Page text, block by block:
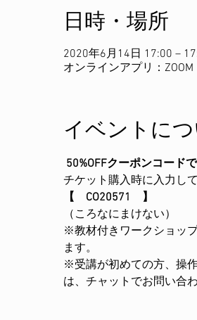
日時・場所
2020年6月14日 17:00 –
オンラインアプリ：ZOOM
イベントに
50%OFFクーポンコードで
チケット購入時に入力して
【　CO20571　】
（ころなにまけない）
※教材付きワークショッ
ます。
※受講が初めての方、操
は、チャットでお問い合